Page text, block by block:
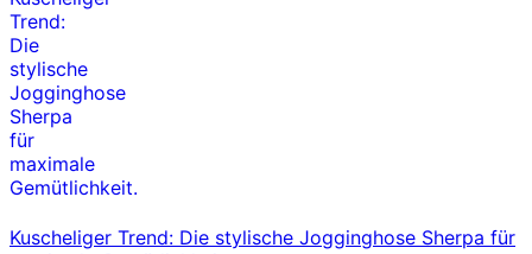
Kuscheliger Trend: Die stylische Jogginghose Sherpa für